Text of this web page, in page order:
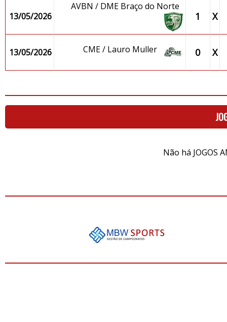
13/05/2026
AVBN / DME Braço do Norte
1 X
13/05/2026 CME / Lauro Muller 0 X
Não há JOGOS